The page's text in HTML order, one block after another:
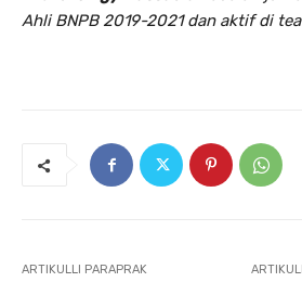
Ahli BNPB 2019-2021 dan aktif di
ARTIKULLI PARAPRAK